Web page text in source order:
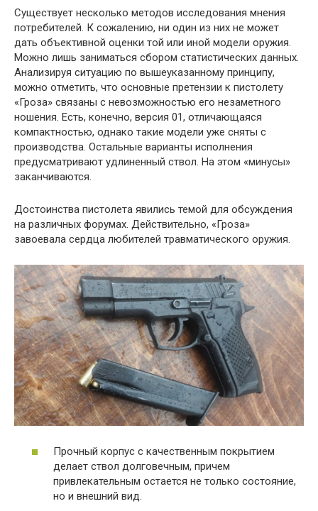
Существует несколько методов исследования мнения
потребителей. К сожалению, ни один из них не может
дать объективной оценки той или иной модели оружия.
Можно лишь заниматься сбором статистических данных.
Анализируя ситуацию по вышеуказанному принципу,
можно отметить, что основные претензии к пистолету
«Гроза» связаны с невозможностью его незаметного
ношения. Есть, конечно, версия 01, отличающаяся
компактностью, однако такие модели уже сняты с
производства. Остальные варианты исполнения
предусматривают удлиненный ствол. На этом «минусы»
заканчиваются.
Достоинства пистолета явились темой для обсуждения
на различных форумах. Действительно, «Гроза»
завоевала сердца любителей травматического оружия.
Прочный корпус с качественным покрытием
делает ствол долговечным, причем
привлекательным остается не только состояние,
но и внешний вид.